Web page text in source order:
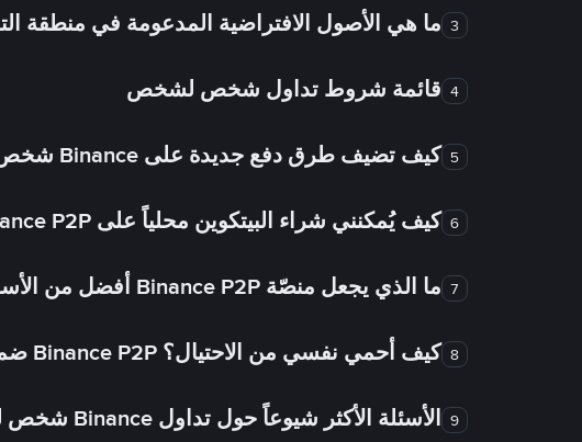
3 ما هي الأصول الافتراضية المدعومة في
4 قائمة شروط تداول شخص لشخص
5 كيف تضيف طرق دفع جديدة على Binance شخص لشخص؟
6 كيف يُمكنني شراء البيتكوين محلياً على Binance P2P؟
7 ما الذي يجعل منصّة Binance P2P أفضل من الأسواق الأخرى للتداول من شخص لشخص؟
8 كيف أحمي نفسي من الاحتيال؟ Binance P2P ضمان FTW!
9 الأسئلة الأكثر شيوعاً حول تداول Binance شخص لشخص